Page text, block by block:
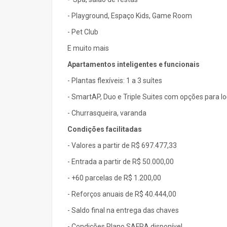
- Playground, Espaço Kids, Game Room
- Pet Club
E muito mais
Apartamentos inteligentes e funcionais
- Plantas flexíveis: 1 a 3 suítes
- SmartAP, Duo e Triple Suites com opções para
- Churrasqueira, varanda
Condições facilitadas
- Valores a partir de R$ 697.477,33
- Entrada a partir de R$ 50.000,00
- +60 parcelas de R$ 1.200,00
- Reforços anuais de R$ 40.444,00
- Saldo final na entrega das chaves